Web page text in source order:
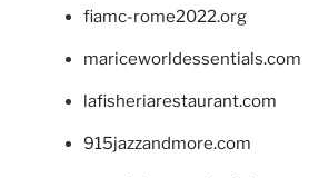
fiamc-rome2022.org
mariceworldessentials.com
lafisheriarestaurant.com
915jazzandmore.com